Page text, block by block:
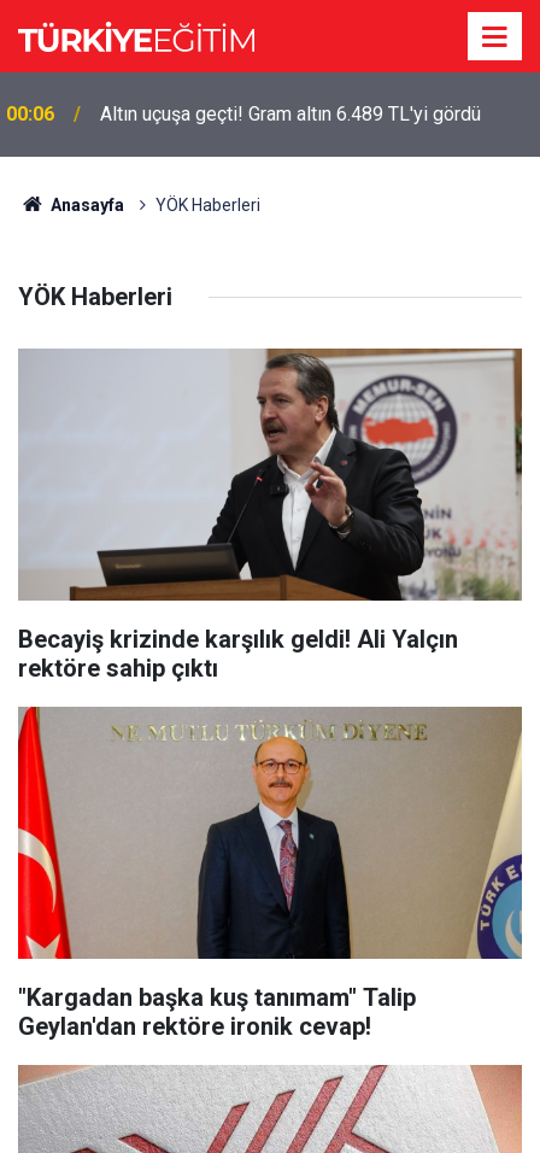
00:06 Altın uçuşa geçti! Gram altın 6.489 TL'yi gördü
Anasayfa YÖK Haberleri
YÖK Haberleri
Becayiş krizinde karşılık geldi! Ali Yalçın
rektöre sahip çıktı
"Kargadan başka kuş tanımam" Talip
Geylan'dan rektöre ironik cevap!